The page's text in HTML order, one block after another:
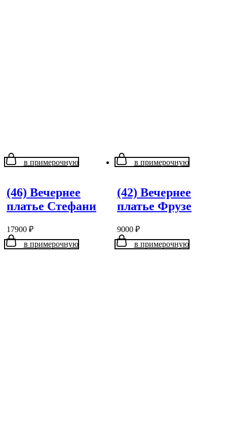
в примерочную
(46) Вечернее
платье Стефани
17900 ₽
в примерочную
в примерочную
(42) Вечернее
платье Фрузе
9000 ₽
в примерочную